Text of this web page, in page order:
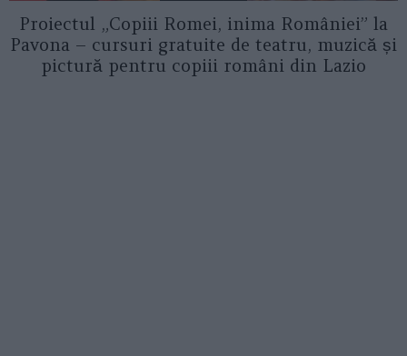
Proiectul „Copiii Romei, inima României” la
Pavona – cursuri gratuite de teatru, muzică și
pictură pentru copiii români din Lazio